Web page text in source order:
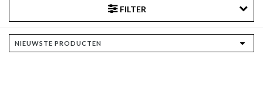
FILTER